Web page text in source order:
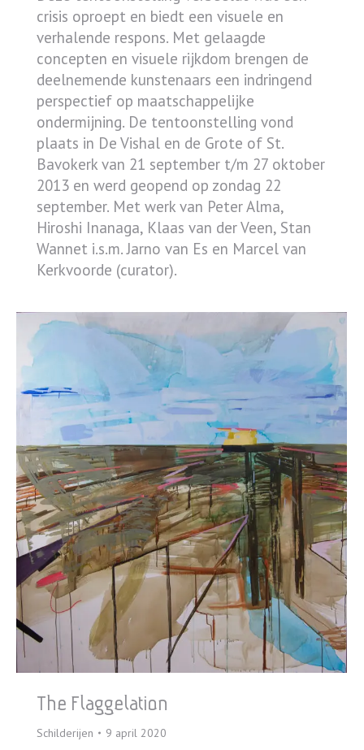
crisis oproept en biedt een visuele en
verhalende respons. Met gelaagde
concepten en visuele rijkdom brengen de
deelnemende kunstenaars een indringend
perspectief op maatschappelijke
ondermijning. De tentoonstelling vond
plaats in De Vishal en de Grote of St.
Bavokerk van 21 september t/m 27 oktober
2013 en werd geopend op zondag 22
september. Met werk van Peter Alma,
Hiroshi Inanaga, Klaas van der Veen, Stan
Wannet i.s.m. Jarno van Es en Marcel van
Kerkvoorde (curator).
The Flaggelation
Schilderijen 9 april 2020